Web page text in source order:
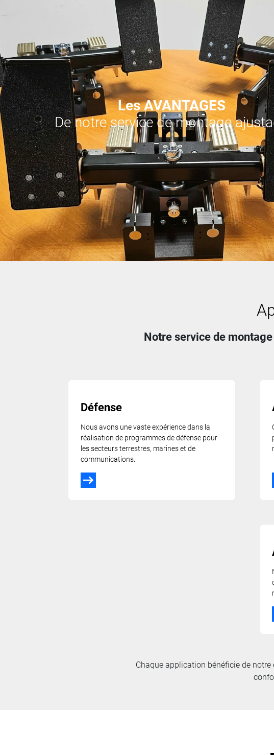
Les AVANTAGES
De notre service de montage
Notre service de
Défense
Nous avons une vaste expérience dans la
réalisation de programmes de défense pour
les secteurs terrestres, marines et de
communications.
Chaque application bénéficie de